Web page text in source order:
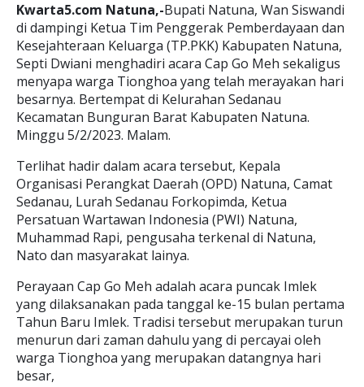
Kwarta5.com Natuna,-Bupati Natuna, Wan Siswandi
di dampingi Ketua Tim Penggerak Pemberdayaan dan
Kesejahteraan Keluarga (TP.PKK) Kabupaten Natuna,
Septi Dwiani menghadiri acara Cap Go Meh sekaligus
menyapa warga Tionghoa yang telah merayakan hari
besarnya. Bertempat di Kelurahan Sedanau
Kecamatan Bunguran Barat Kabupaten Natuna.
Minggu 5/2/2023. Malam.
Terlihat hadir dalam acara tersebut, Kepala
Organisasi Perangkat Daerah (OPD) Natuna, Camat
Sedanau, Lurah Sedanau Forkopimda, Ketua
Persatuan Wartawan Indonesia (PWI) Natuna,
Muhammad Rapi, pengusaha terkenal di Natuna,
Nato dan masyarakat lainya.
Perayaan Cap Go Meh adalah acara puncak Imlek
yang dilaksanakan pada tanggal ke-15 bulan pertama
Tahun Baru Imlek. Tradisi tersebut merupakan turun
menurun dari zaman dahulu yang di percayai oleh
warga Tionghoa yang merupakan datangnya hari
besar,